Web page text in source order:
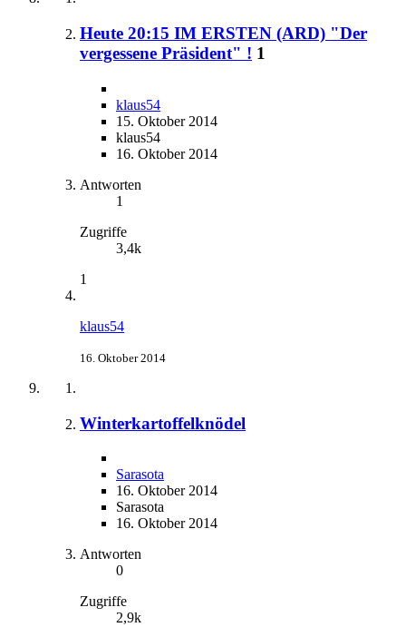
Heute 20:15 IM ERSTEN (ARD) "Der
vergessene Präsident" ! 1
klaus54
15. Oktober 2014
klaus54
16. Oktober 2014
Antworten
1
Zugriffe
3,4k
1
klaus54
16. Oktober 2014
Winterkartoffelknödel
Sarasota
16. Oktober 2014
Sarasota
16. Oktober 2014
Antworten
0
Zugriffe
2,9k